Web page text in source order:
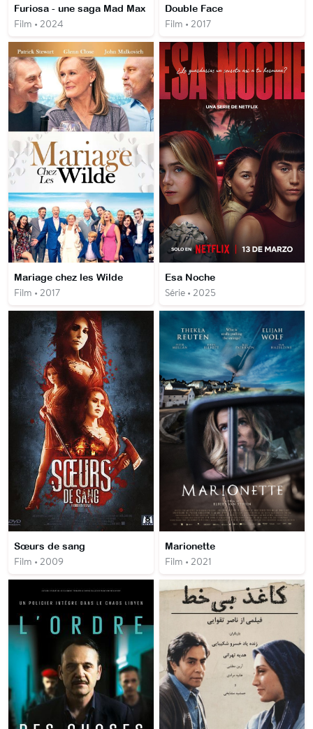
Furiosa - une saga Mad Max
Film • 2024
Double Face
Film • 2017
Mariage chez les Wilde
Film • 2017
Esa Noche
Série • 2025
Sœurs de sang
Film • 2009
Marionette
Film • 2021